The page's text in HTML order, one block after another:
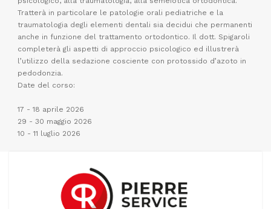
Tratterà in particolare le patologie orali pediatriche e la
traumatologia degli elementi dentali sia decidui che permanenti
anche in funzione del trattamento ortodontico. Il dott. Spigaroli
completerà gli aspetti di approccio psicologico ed illustrerà
l’utilizzo della sedazione cosciente con protossido d’azoto in
pedodonzia.
Date del corso:
17 - 18 aprile 2026
29 - 30 maggio 2026
10 - 11 luglio 2026